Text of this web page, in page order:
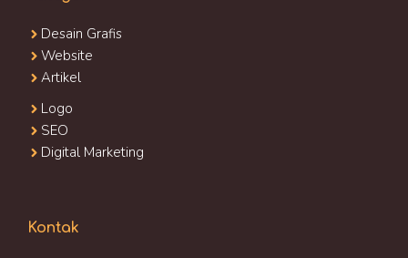
Desain Grafis
Website
Artikel
Logo
SEO
Digital Marketing
Kontak